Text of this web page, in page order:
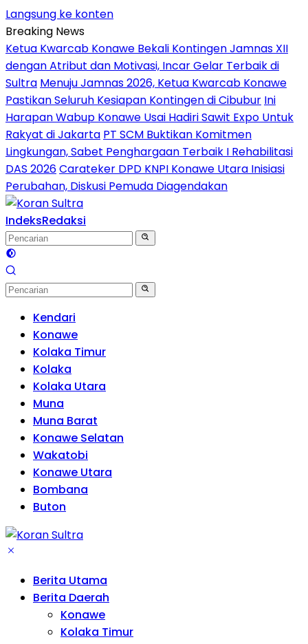
Langsung ke konten
Breaking News
Ketua Kwarcab Konawe Bekali Kontingen Jamnas XII
dengan Atribut dan Motivasi, Incar Gelar Terbaik di
Sultra Menuju Jamnas 2026, Ketua Kwarcab Konawe
Pastikan Seluruh Kesiapan Kontingen di Cibubur Ini
Harapan Wabup Konawe Usai Hadiri Sawit Expo Untuk
Rakyat di Jakarta PT SCM Buktikan Komitmen
Lingkungan, Sabet Penghargaan Terbaik I Rehabilitasi
DAS 2026Carateker DPD KNPI Konawe Utara Inisiasi
Perubahan, Diskusi Pemuda Diagendakan
IndeksRedaksi
Kendari
Konawe
Kolaka Timur
Kolaka
Kolaka Utara
Muna
Muna Barat
Konawe Selatan
Wakatobi
Konawe Utara
Bombana
Buton
Berita Utama
Berita Daerah
Konawe
Kolaka Timur